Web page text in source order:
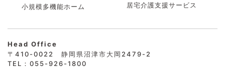
小規模多機能ホーム
居宅介護支援サービス
Head Office
〒410-0022 静岡県沼津市大岡2479-2
TEL：055-926-1800